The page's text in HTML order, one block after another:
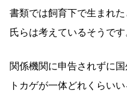
書類では飼育下で生まれ
氏らは考えているそうです
関係機関に申告されずに
トカゲが一体どれくらい